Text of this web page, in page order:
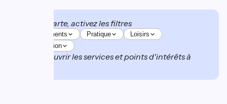
Sur la carte, activez les filtres
Hébergements Pratique
Loisirs
Restauration
pour découvrir les services et points d'intérêts à